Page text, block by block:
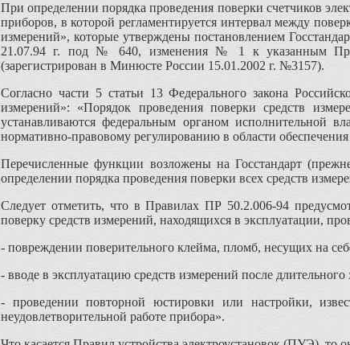
При определении порядка проведения поверки счетчиков
приборов, в которой регламентируется интервал между
измерений», которые утверждены постановлением
21.07.94 г. под № 640, изменения № 1 к указанным
(зарегистрирован в Минюсте России 15.01.2002 г. №3157).
Согласно части 5 статьи 13 Федерального закона
измерений»: «Порядок проведения поверки средств
устанавливаются федеральным органом исполнительной
нормативно-правовому регулированию в области
Перечисленные функции возложены на Госстандарт
определении порядка проведения поверки всех средств
Следует отметить, что в Правилах ПР 50.2.006-94
поверку средств измерений, находящихся в эксплуатации,
- повреждении поверительного клейма, пломб, несущих на
- вводе в эксплуатацию средств измерений после
- проведении повторной юстировки или настройки,
неудовлетворительной работе прибора».